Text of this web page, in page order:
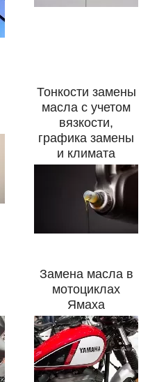
Тонкости замены
масла с учетом
вязкости,
графика замены
и климата
Замена масла в
мотоциклах
Ямаха